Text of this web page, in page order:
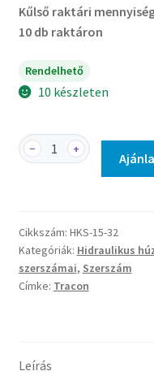
Kűlső raktári
10 db raktáron
Rendelhető
10 készleten
HKS-
15-
Kivágó
szerszámfej,
kör
alak,
− +
Cikkszám: HKS-15-32
Kategóriák: Hidraulikus
szerszámai, Szerszám
Címke: Tracon
Leírás